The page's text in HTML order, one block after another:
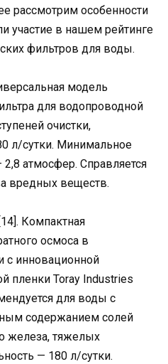
рассмотрим особенности
участие в нашем рейтинге
фильтров для воды.
модель
для водопроводной
очистки,
л/сутки. Минимальное
атмосфер. Справляется
вредных веществ.
Компактная
осмоса в
с инновационной
пленки Toray Industries
для воды с
содержанием солей
железа, тяжелых
— 180 л/сутки.